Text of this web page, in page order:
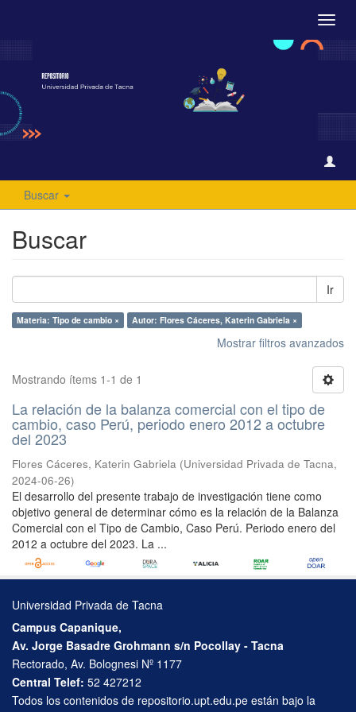
Buscar
Buscar
Ir
Materia: Tipo de cambio × Autor: Flores Cáceres, Katerin Gabriela ×
Mostrar filtros avanzados
Mostrando ítems 1-1 de 1
La relación de la balanza comercial con el tipo de
cambio, caso Perú, periodo enero 2012 a octubre
del 2023
Flores Cáceres, Katerin Gabriela (Universidad Privada de Tacna,
2024-06-26)
El desarrollo del presente trabajo de investigación tiene como
objetivo general de determinar cómo es la relación de la Balanza
Comercial con el Tipo de Cambio, Caso Perú. Periodo enero del
2012 a octubre del 2023. La ...
Universidad Privada de Tacna
Campus Capanique,
Av. Jorge Basadre Grohmann s/n Pocollay - Tacna
Rectorado, Av. Bolognesi Nº 1177
Central Telef: 52 427212
Todos los contenidos de repositorio.upt.edu.pe están bajo la